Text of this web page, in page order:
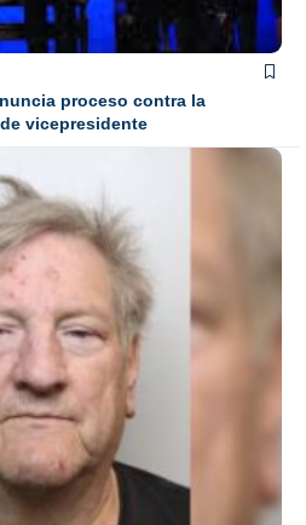
proceso contra la
vicepresidente